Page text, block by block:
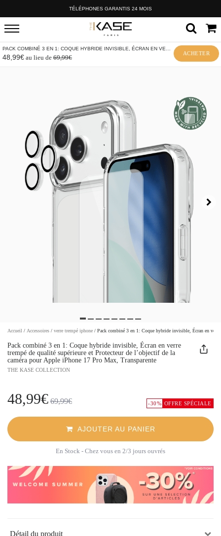
TÉLÉPHONES GARANTIS 24 MOIS
48,99€ au lieu de 69,99€
ACHETER
Accueil / Accessoires / verre trempé iphone / Pack combiné 3 en 1: Coque hybride invisible, Écran en
Pack combiné 3 en 1: Coque hybride invisible, Écran en verre
trempé de qualité supérieure et Protecteur de l’objectif de la
caméra pour Apple iPhone 17 Pro Max, Transparente
THE KASE COLLECTION
-30% OFFRE SPÉCIALE
48,99€ 69,99€
AJOUTER AU PANIER
En Stock - Chez vous en 2/3 jours ouvrés
Détail du produit